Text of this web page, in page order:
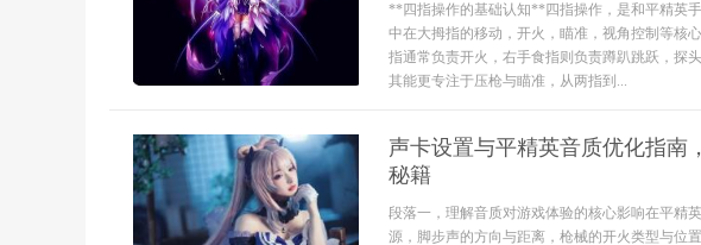
**四指操作的基础认知**四指操作，是和平精英
中在大拇指的移动，开火，瞄准，视角控制等核
指通常负责开火，右手食指则负责蹲趴跳跃，探
其能更专注于压枪与瞄准，从两指到...
声卡设置与平精英音质优化指南
秘籍
段落一，理解音质对游戏体验的核心影响在平精
源，脚步声的方向与距离，枪械的开火类型与位